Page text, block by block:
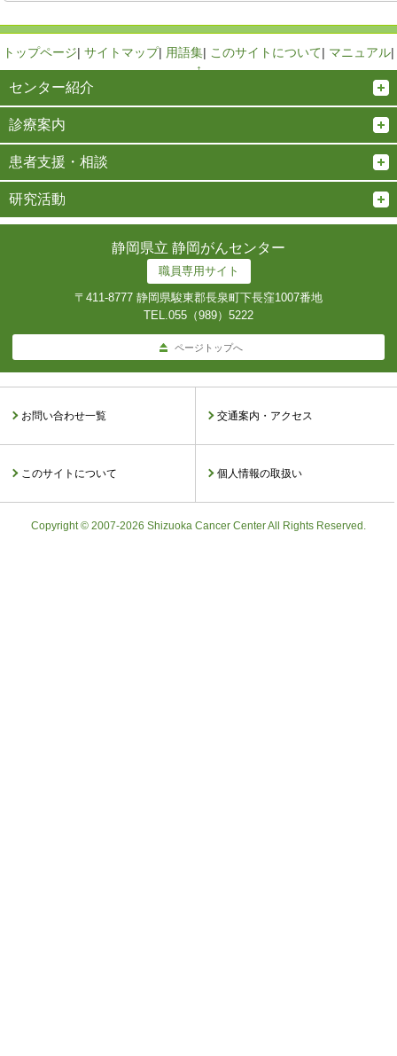
トップページ| サイトマップ| 用語集| このサイトについて| マニュアル|
↑
センター紹介
診療案内
患者支援・相談
研究活動
静岡県立 静岡がんセンター
職員専用サイト
〒411-8777 静岡県駿東郡長泉町下長窪1007番地
TEL.055（989）5222
ページトップへ
お問い合わせ一覧 交通案内・アクセス
このサイトについて 個人情報の取扱い
Copyright © 2007-2026 Shizuoka Cancer Center All Rights Reserved.